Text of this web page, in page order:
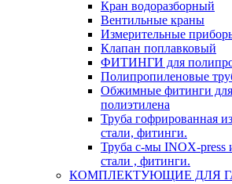
Кран водоразборный
Вентильные краны
Измерительные
Клапан поплавковый
ФИТИНГИ для
Полипропиленовые
Обжимные фитинги для
полиэтилена
Труба гофрированная
стали, фитинги.
Труба с-мы INOX-press
стали , фитинги.
КОМПЛЕКТУЮЩИЕ ДЛЯ